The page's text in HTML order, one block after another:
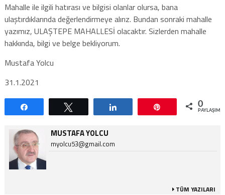
Mahalle ile ilgili hatırası ve bilgisi olanlar olursa, bana
ulaştırdıklarında değerlendirmeye alırız. Bundan sonraki mahalle
yazımız, ULAŞTEPE MAHALLESİ olacaktır. Sizlerden mahalle
hakkında, bilgi ve belge bekliyorum.
Mustafa Yolcu
31.1.2021
0
MUSTAFA YOLCU
myolcu53@gmail.com
TÜM YAZILARI